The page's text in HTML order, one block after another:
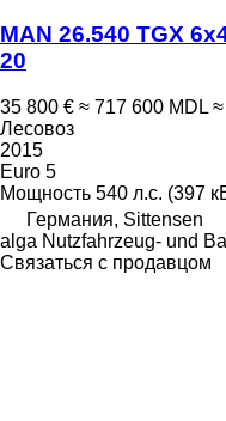
MAN 26.540 TGX
20
35 800 € ≈ 717 600 MDL
Лесовоз
2015
Euro 5
Мощность 540 л.с. (397
Германия, Sittensen
alga Nutzfahrzeug- und
Связаться с продавцом